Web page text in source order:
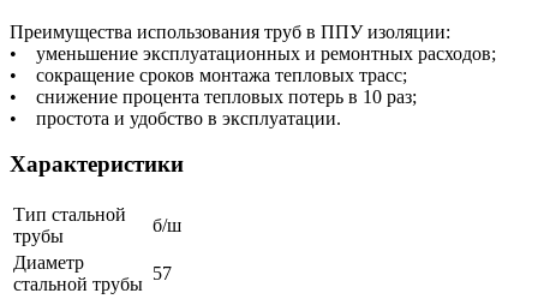
Преимущества использования труб в ППУ изоляции:
• уменьшение эксплуатационных и ремонтных расходов;
• сокращение сроков монтажа тепловых трасс;
• снижение процента тепловых потерь в 10 раз;
• простота и удобство в эксплуатации.
Характеристики
Тип стальной
трубы
б/ш
Диаметр
стальной трубы
57